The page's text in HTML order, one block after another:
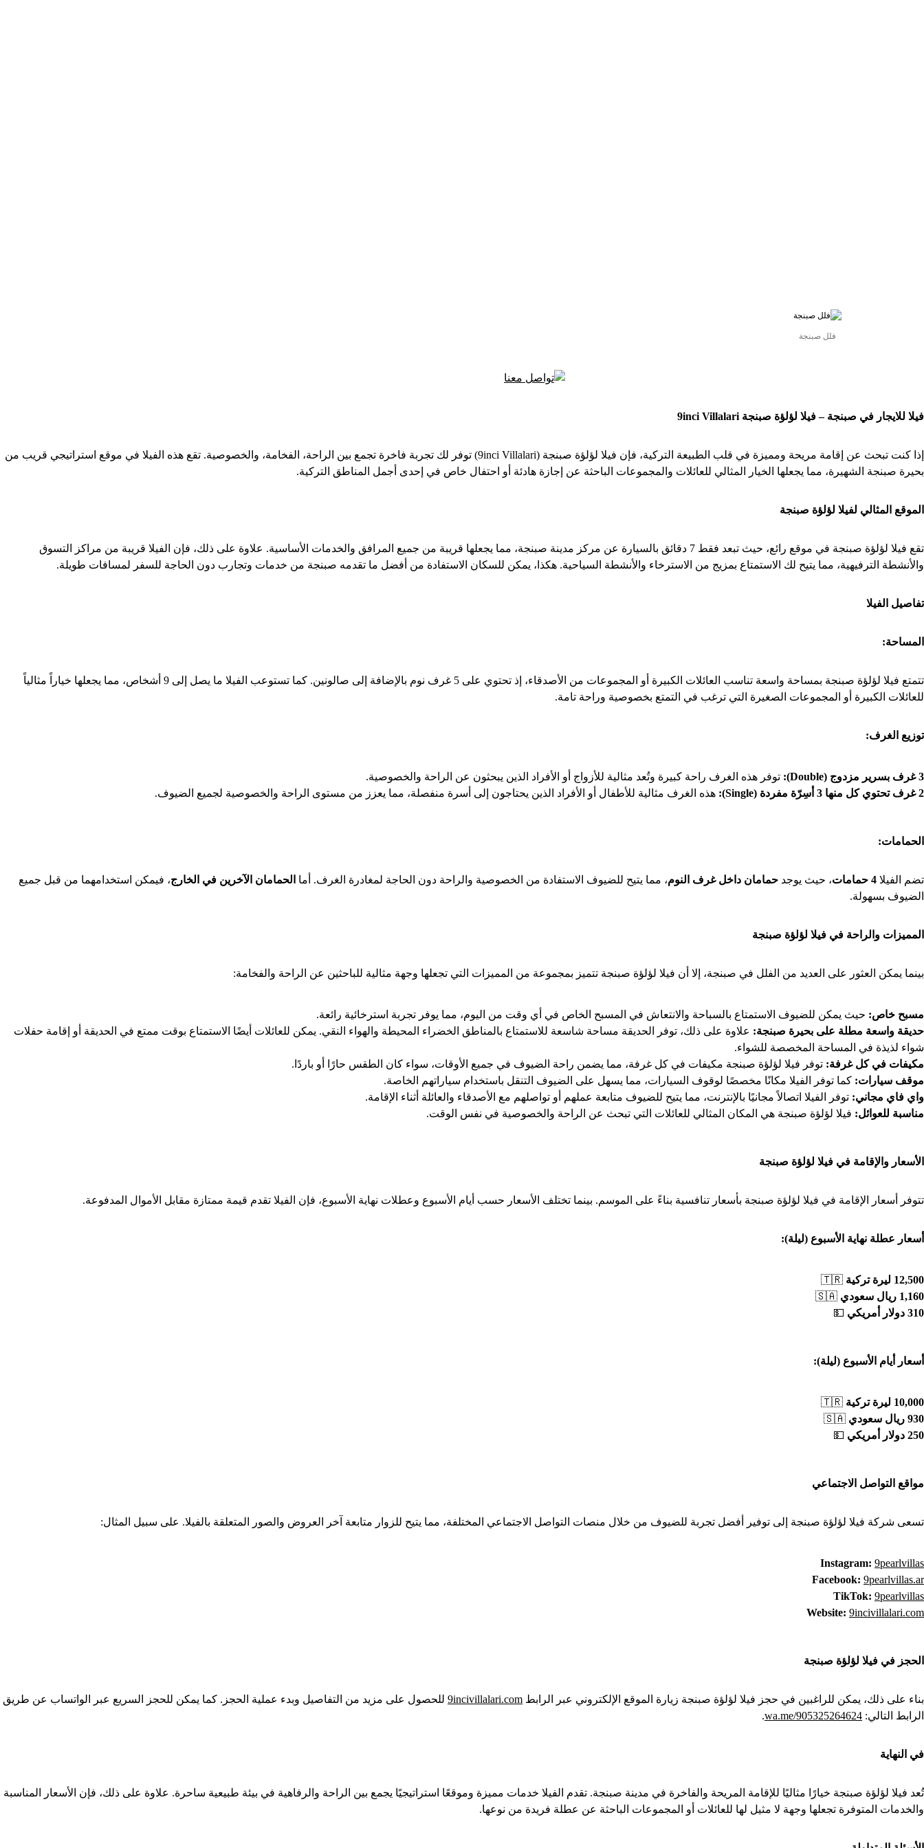
فلل صبنجة
فيلا للايجار في صبنجة – فيلا لؤلؤة صبنجة 9 inci Villalari
إذا كنت تبحث عن إقامة مريحة ومميزة في قلب الطبيعة التركية، فإن فيلا لؤلؤة صبنجة (9inci Villalari) توفر لك تجربة فاخرة تجمع بين الراحة، الفخامة، والخصوصية. تقع هذه الفيلا في موقع استراتيجي قريب من
بحيرة صبنجة الشهيرة، مما يجعلها الخيار المثالي للعائلات والمجموعات الباحثة عن إجازة هادئة أو احتفال خاص في إحدى أجمل المناطق التركية.
الموقع المثالي لفيلا لؤلؤة صبنجة
تقع فيلا لؤلؤة صبنجة في موقع رائع، حيث تبعد فقط 7 دقائق بالسيارة عن مركز مدينة صبنجة، مما يجعلها قريبة من جميع المرافق والخدمات الأساسية. علاوة على ذلك، فإن الفيلا قريبة من مراكز التسوق
والأنشطة الترفيهية، مما يتيح لك الاستمتاع بمزيج من الاسترخاء والأنشطة السياحية. هكذا، يمكن للسكان الاستفادة من أفضل ما تقدمه صبنجة من خدمات وتجارب دون الحاجة للسفر لمسافات طويلة.
تفاصيل الفيلا
المساحة:
تتمتع فيلا لؤلؤة صبنجة بمساحة واسعة تناسب العائلات الكبيرة أو المجموعات من الأصدقاء، إذ تحتوي على 5 غرف نوم بالإضافة إلى صالونين. كما تستوعب الفيلا ما يصل إلى 9 أشخاص، مما يجعلها خياراً مثالياً
للعائلات الكبيرة أو المجموعات الصغيرة التي ترغب في التمتع بخصوصية وراحة تامة.
توزيع الغرف:
3 غرف بسرير مزدوج (Double):
توفر هذه الغرف راحة كبيرة وتُعد مثالية للأزواج أو الأفراد الذين يبحثون عن الراحة والخصوصية.
2 غرف تحتوي كل منها 3 أسِرّة مفردة (Single): هذه الغرف مثالية للأطفال أو الأفراد الذين يحتاجون إلى أسرة منفصلة، مما يعزز من مستوى الراحة والخصوصية لجميع الضيوف.
الحمامات:
تضم الفيلا 4 حمامات، حيث يوجد حمامان داخل غرف النوم، مما يتيح للضيوف الاستفادة من الخصوصية والراحة دون الحاجة لمغادرة الغرف. أما الحمامان الآخرين في الخارج، فيمكن استخدامهما من قبل جميع
الضيوف بسهولة.
المميزات والراحة في فيلا لؤلؤة صبنجة
بينما يمكن العثور على العديد من الفلل في صبنجة، إلا أن فيلا لؤلؤة صبنجة تتميز بمجموعة من المميزات التي تجعلها وجهة مثالية للباحثين عن الراحة والفخامة:
مسبح خاص: حيث يمكن للضيوف الاستمتاع بالسباحة والانتعاش في المسبح الخاص في أي وقت من اليوم، مما يوفر تجربة استرخائية رائعة.
حديقة واسعة مطلة على بحيرة صبنجة: علاوة على ذلك، توفر الحديقة مساحة شاسعة للاستمتاع بالمناطق الخضراء المحيطة والهواء النقي. يمكن للعائلات أيضًا الاستمتاع بوقت ممتع في الحديقة أو إقامة حفلات
شواء لذيذة في المساحة المخصصة للشواء.
مكيفات في كل غرفة: توفر فيلا لؤلؤة صبنجة مكيفات في كل غرفة، مما يضمن راحة الضيوف في جميع الأوقات، سواء كان الطقس حارًا أو باردًا.
موقف سيارات: كما توفر الفيلا مكانًا مخصصًا لوقوف السيارات، مما يسهل على الضيوف التنقل باستخدام سياراتهم الخاصة.
واي فاي مجاني: توفر الفيلا اتصالاً مجانيًا بالإنترنت، مما يتيح للضيوف متابعة عملهم أو تواصلهم مع الأصدقاء والعائلة أثناء الإقامة.
مناسبة للعوائل: فيلا لؤلؤة صبنجة هي المكان المثالي للعائلات التي تبحث عن الراحة والخصوصية في نفس الوقت.
الأسعار والإقامة في فيلا لؤلؤة صبنجة
تتوفر أسعار الإقامة في فيلا لؤلؤة صبنجة بأسعار تنافسية بناءً على الموسم. بينما تختلف الأسعار حسب أيام الأسبوع وعطلات نهاية الأسبوع، فإن الفيلا تقدم قيمة ممتازة مقابل الأموال المدفوعة.
أسعار عطلة نهاية الأسبوع (ليلة):
12,500 ليرة تركية
1,160 ريال سعودي
310 دولار أمريكي 💵
أسعار أيام الأسبوع (ليلة):
10,000 ليرة تركية
930 ريال سعودي
250 دولار أمريكي 💵
مواقع التواصل الاجتماعي
تسعى شركة فيلا لؤلؤة صبنجة إلى توفير أفضل تجربة للضيوف من خلال منصات التواصل الاجتماعي المختلفة، مما يتيح للزوار متابعة آخر العروض والصور المتعلقة بالفيلا. على سبيل المثال:
Instagram: 9pearlvillas
Facebook: 9pearlvillas.ar
TikTok: 9pearlvillas
Website: 9incivillalari.com
الحجز في فيلا لؤلؤة صبنجة
بناء على ذلك، يمكن للراغبين في حجز فيلا لؤلؤة صبنجة زيارة الموقع الإلكتروني عبر الرابط 9incivillalari.com للحصول على مزيد من التفاصيل وبدء عملية الحجز. كما يمكن للحجز السريع عبر الواتساب عن طريق
الرابط التالي: wa.me/905325264624
.
في النهاية
تُعد فيلا لؤلؤة صبنجة خيارًا مثاليًا للإقامة المريحة والفاخرة في مدينة صبنجة. تقدم الفيلا خدمات مميزة وموقعًا استراتيجيًا يجمع بين الراحة والرفاهية في بيئة طبيعية ساحرة. علاوة على ذلك، فإن الأسعار المناسبة
والخدمات المتوفرة تجعلها وجهة لا مثيل لها للعائلات أو المجموعات الباحثة عن عطلة فريدة من نوعها.